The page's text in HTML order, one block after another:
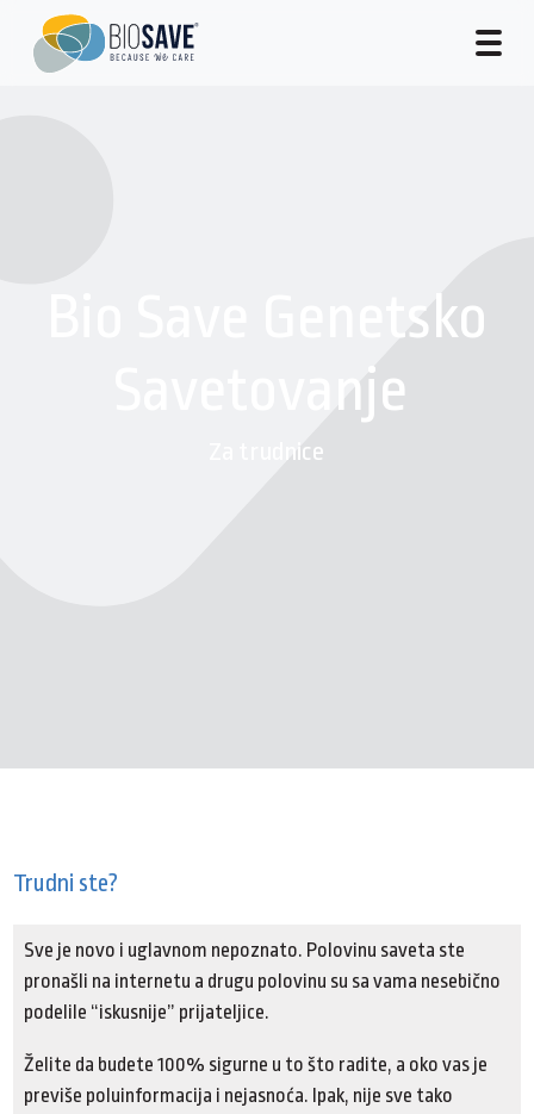
Bio Save Genetsko
Savetovanje
Za trudnice
Trudni ste?
Sve je novo i uglavnom nepoznato. Polovinu saveta ste
pronašli na internetu a drugu polovinu su sa vama nesebično
podelile “iskusnije” prijateljice.
Želite da budete 100% sigurne u to što radite, a oko vas je
previše poluinformacija i nejasnoća. Ipak, nije sve tako